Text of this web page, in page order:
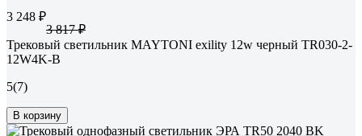
3 248 ₽
3 817 ₽
Трековый светильник MAYTONI exility 12w черный TR030-2-
12W4K-B
5(7)
В корзину